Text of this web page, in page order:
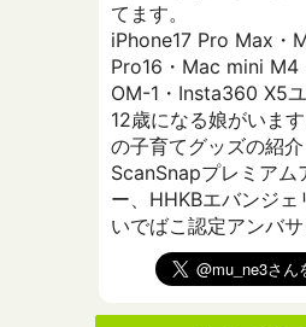
てます。
iPhone17 Pro Max・
Pro16・Mac mini M4
OM-1・Insta360 X5ユ
12歳になる娘がいま
の子育てグッズの紹介
ScanSnapプレミアム
ー、HHKBエバンジェ
いでばこ認定アンバサ